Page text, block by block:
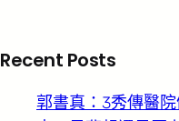
Recent Posts
郭書真：3秀傳醫